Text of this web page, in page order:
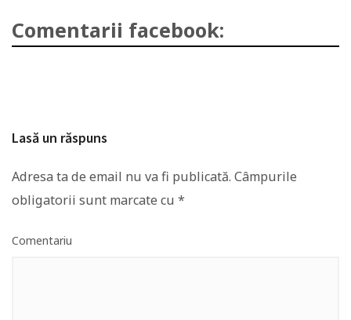
Comentarii facebook:
Lasă un răspuns
Adresa ta de email nu va fi publicată. Câmpurile
obligatorii sunt marcate cu *
Comentariu